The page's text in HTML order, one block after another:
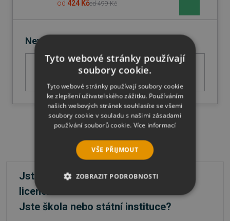
od 424 Kčod499 Kč
Nevybrali jste si?
Zkuste si prohlédnout produkty ze stejné
Jste firma a máte zájem o větší počet
licencí?
Jste škola nebo státní instituce?
Tyto webové stránky používají
soubory cookie.
Tyto webové stránky používají soubory cookie
ke zlepšení uživatelského zážitku. Používáním
našich webových stránek souhlasíte se všemi
soubory cookie v souladu s našimi zásadami
používání souborů cookie. Více informací
VŠE PŘIJMOUT
ZOBRAZIT PODROBNOSTI
NEZBYTNĚ NUTNÉ SOUBORY